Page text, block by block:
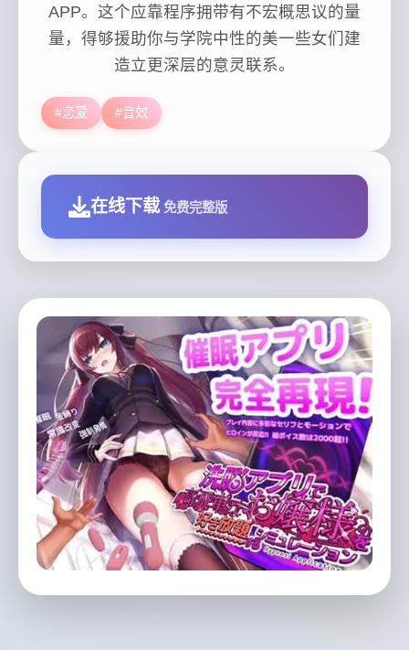
APP。这个应靠程序拥带有不宏概思议的量
量，得够援助你与学院中性的美一些女们建
造立更深层的意灵联系。
#恋爱 #音效
在线下载 免费完整版